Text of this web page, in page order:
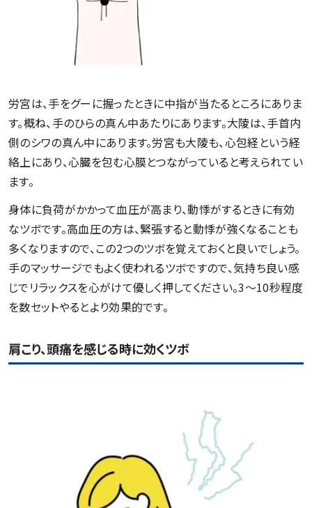
労宮は、手をグーに握ったときに中指が当たるところにありま
す。概ね、手のひらの真ん中あたりにあります。大陵は、手首内
側のシワの真ん中にあります。労宮も大陵も、心包経という経
絡上にあり、心臓を包む心膜とつながっていると考えられてい
ます。
身体に負荷がかかって血圧が高まり、動悸がするときに有効
なツボです。高血圧の方は、緊張すると動悸が強くなることも
多くなりますので、この2つのツボを覚えておくと良いでしょう。
手のマッサージでもよく使われるツボですので、気持ち良い感
じでリラックスを心がけて優しく押してください。3～10秒程度
を数セットやるとより効果的です。
肩こり、頭痛を感じる時に効くツボ